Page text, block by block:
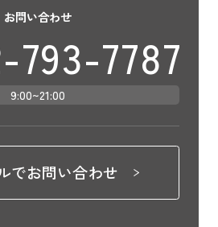
お問い合わせ
793-7787
9:00~21:00
でお問い合わせ